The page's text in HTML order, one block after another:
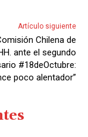
Artículo siguiente
Chilena de
ante el segundo
#18deOctubre:
poco alentador”